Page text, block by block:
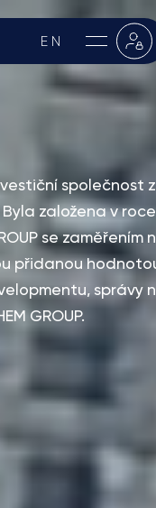
EN
společnost
nemovitého
jako investiční
se zaměřením
nemovitosti s
hodnota vychází
správy
v rámci skupiny
založena v
se
přidanou
správy
GROUP.